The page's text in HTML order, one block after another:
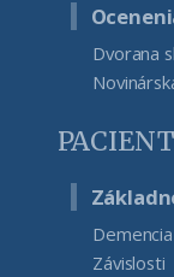
Dvorana
Demencia
Závislosti